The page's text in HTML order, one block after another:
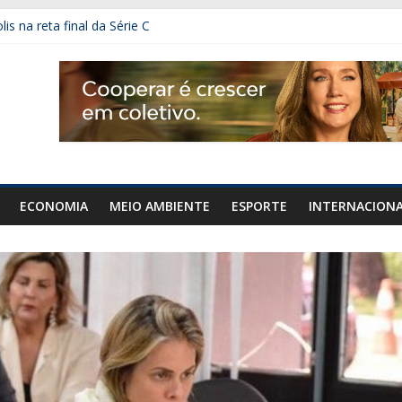
na reta final da Série C
a Copa de Futebol Feminina de 2027
campeão da Série B em 2021
ECONOMIA MEIO AMBIENTE ESPORTE